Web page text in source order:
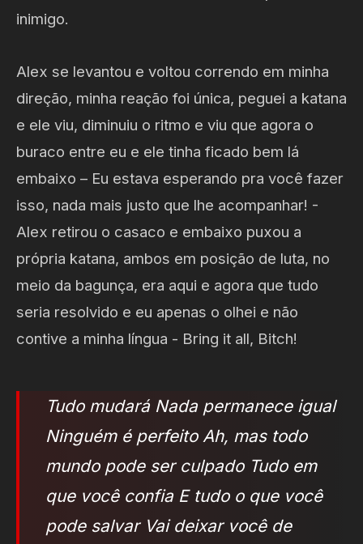
inimigo.
Alex se levantou e voltou correndo em minha
direção, minha reação foi única, peguei a katana
e ele viu, diminuiu o ritmo e viu que agora o
buraco entre eu e ele tinha ficado bem lá
embaixo – Eu estava esperando pra você fazer
isso, nada mais justo que lhe acompanhar! -
Alex retirou o casaco e embaixo puxou a
própria katana, ambos em posição de luta, no
meio da bagunça, era aqui e agora que tudo
seria resolvido e eu apenas o olhei e não
contive a minha língua - Bring it all, Bitch!
Tudo mudará Nada permanece igual
Ninguém é perfeito Ah, mas todo
mundo pode ser culpado Tudo em
que você confia E tudo o que você
pode salvar Vai deixar você de